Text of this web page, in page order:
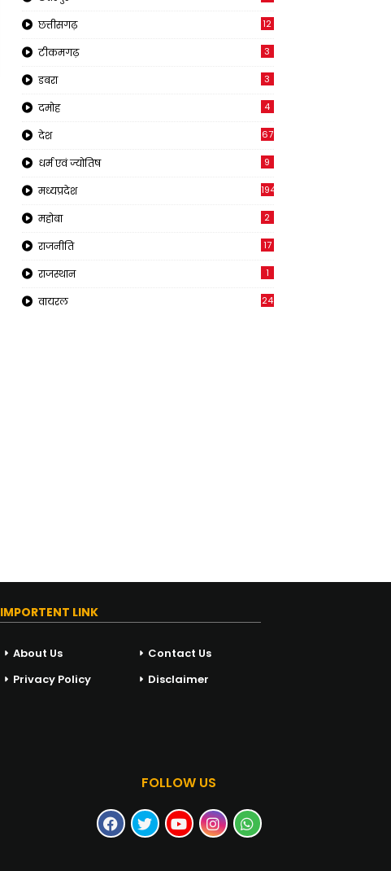
छत्तीसगढ़ 12
टीकमगढ़ 3
डबरा 3
दमोह 4
देश 67
धर्म एवं ज्योतिष 9
मध्यप्रदेश 194
महोबा 2
राजनीति 17
राजस्थान 1
वायरल 24
IMPORTENT LINK
About Us
Contact Us
Privacy Policy
Disclaimer
FOLLOW US